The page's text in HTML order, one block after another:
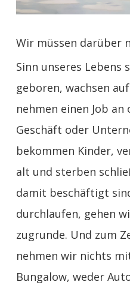
Wir müssen darüber
Sinn unseres Lebens
geboren, wachsen
nehmen einen Job
Geschäft oder
bekommen Kinder,
alt und sterben
damit beschäftigt
durchlaufen, gehen
zugrunde. Und zum
nehmen wir nichts
Bungalow, weder